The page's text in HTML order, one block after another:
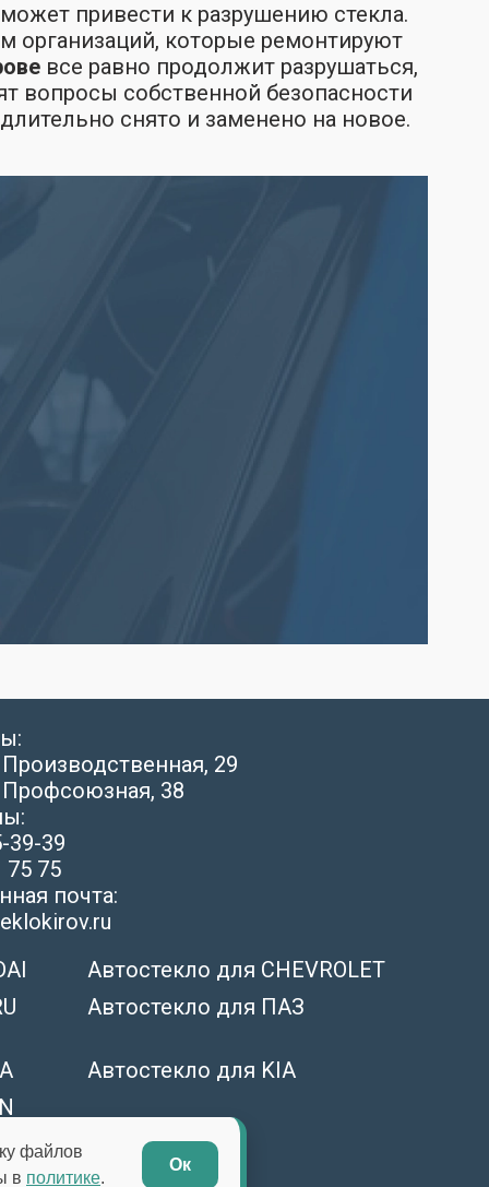
привести к разрушению стекла.
организаций, которые ремонтируют
все равно продолжит разрушаться,
вопросы собственной безопасности
снято и заменено на новое.
29
Профсоюзная, 38
39-39
75 75
почта:
Автостекло для CHEVROLET
Автостекло для ПАЗ
Автостекло для KIA
файлов
в политике.
Ок